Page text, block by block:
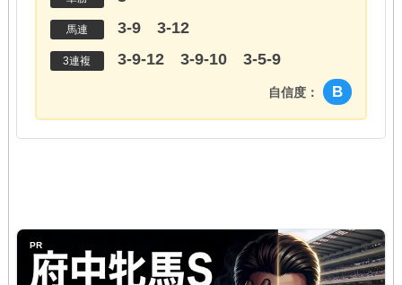
馬連 3-9 3-12
3連複 3-9-12 3-9-10 3-5-9
自信度： B
PR